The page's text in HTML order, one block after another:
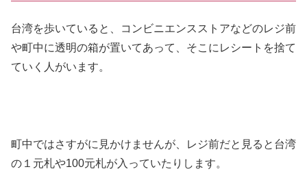
台湾を歩いていると、コンビニエンスストアなどのレジ前
や町中に透明の箱が置いてあって、そこにレシートを捨て
ていく人がいます。
町中ではさすがに見かけませんが、レジ前だと見ると台湾
の１元札や100元札が入っていたりします。